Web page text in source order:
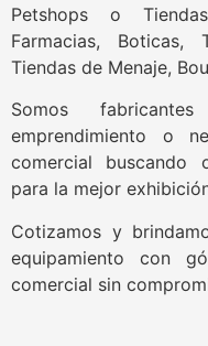
Petshops o
Farmacias, Boticas,
Tiendas de Menaje,
Somos
emprendimiento o
comercial buscando
para la mejor
Cotizamos y
equipamiento con
comercial sin